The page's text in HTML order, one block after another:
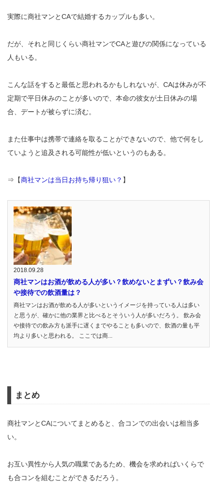
実際に商社マンとCAで結婚するカップルも多い。
だが、それと同じくらい商社マンでCAと遊びの関係になっている
人もいる。
こんな話をすると最低と思われるかもしれないが、CAは休みが不
定期で平日休みのことが多いので、本命の彼女が土日休みの場
合、デートが被らずに済む。
また仕事中は携帯で連絡を取ることができないので、他で何をし
ていようと追及される可能性が低いというのもある。
⇒【商社マンは当日お持ち帰り狙い？ 】
2018.09.28
商社マンはお酒が飲める人が多い？飲めないとまずい？飲み会
や接待での飲酒量は？
商社マンはお酒が飲める人が多いというイメージを持っている人は多い
と思うが、確かに他の業界と比べるとそういう人が多いだろう。 飲み会
や接待での飲み方も派手に遅くまでやることも多いので、飲酒の量も平
均より多いと思われる。 ここでは商...
まとめ
商社マンとCAについてまとめると、合コンでの出会いは相当多
い。
お互い異性から人気の職業であるため、機会を求めればいくらで
も合コンを組むことができるだろう。